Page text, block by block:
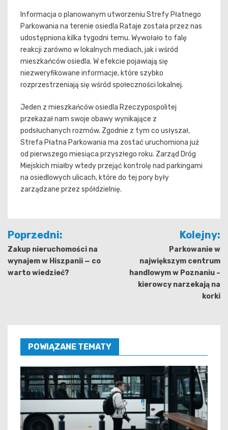
Informacja o planowanym utworzeniu Strefy Płatnego
Parkowania na terenie osiedla Rataje została przez nas
udostępniona kilka tygodni temu. Wywołało to falę
reakcji zarówno w lokalnych mediach, jak i wśród
mieszkańców osiedla. W efekcie pojawiają się
niezweryfikowane informacje, które szybko
rozprzestrzeniają się wśród społeczności lokalnej.
Jeden z mieszkańców osiedla Rzeczypospolitej
przekazał nam swoje obawy wynikające z
podsłuchanych rozmów. Zgodnie z tym co usłyszał,
Strefa Płatna Parkowania ma zostać uruchomiona już
od pierwszego miesiąca przyszłego roku. Zarząd Dróg
Miejskich miałby wtedy przejąć kontrolę nad parkingami
na osiedlowych ulicach, które do tej pory były
zarządzane przez spółdzielnię.
Nawigacja
wpisu
Poprzedni:
Zakup nieruchomości na
wynajem w Hiszpanii — co
warto wiedzieć?
Kolejny:
Parkowanie w
największym centrum
handlowym w Poznaniu –
kierowcy narzekają na
korki
POWIĄZANE TEMATY